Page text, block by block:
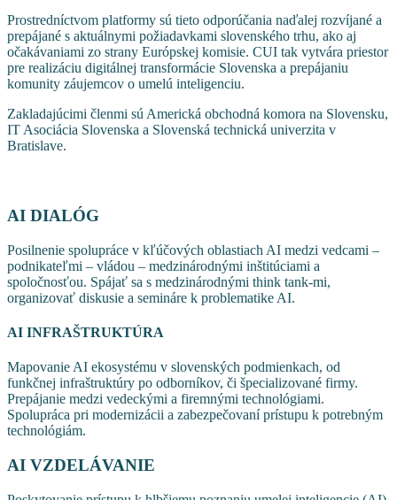
Prostredníctvom platformy sú tieto odporúčania naďalej rozvíjané a
prepájané s aktuálnymi požiadavkami slovenského trhu, ako aj
očakávaniami zo strany Európskej komisie. CUI tak vytvára priestor
pre realizáciu digitálnej transformácie Slovenska a prepájaniu
komunity záujemcov o umelú inteligenciu.
Zakladajúcimi členmi sú Americká obchodná komora na Slovensku,
IT Asociácia Slovenska a Slovenská technická univerzita v
Bratislave.
AI DIALÓG
Posilnenie spolupráce v kľúčových oblastiach AI medzi vedcami –
podnikateľmi – vládou – medzinárodnými inštitúciami a
spoločnosťou. Spájať sa s medzinárodnými think tank-mi,
organizovať diskusie a semináre k problematike AI.
AI INFRAŠTRUKTÚRA
Mapovanie AI ekosystému v slovenských podmienkach, od
funkčnej infraštruktúry po odborníkov, či špecializované firmy.
Prepájanie medzi vedeckými a firemnými technológiami.
Spolupráca pri modernizácii a zabezpečovaní prístupu k potrebným
technológiám.
AI VZDELÁVANIE